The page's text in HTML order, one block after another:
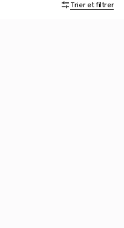
Trier et filtrer